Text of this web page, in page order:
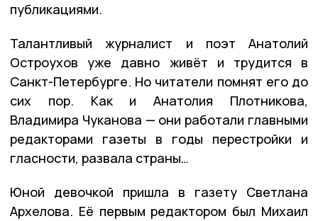
публикациями.
Талантливый журналист и поэт Анатолий
Остроухов уже давно живёт и трудится в
Санкт-Петербурге. Но читатели помнят его до
сих пор. Как и Анатолия Плотникова,
Владимира Чуканова — они работали главными
редакторами газеты в годы перестройки и
гласности, развала страны…
Юной девочкой пришла в газету Светлана
Архелова. Её первым редактором был Михаил